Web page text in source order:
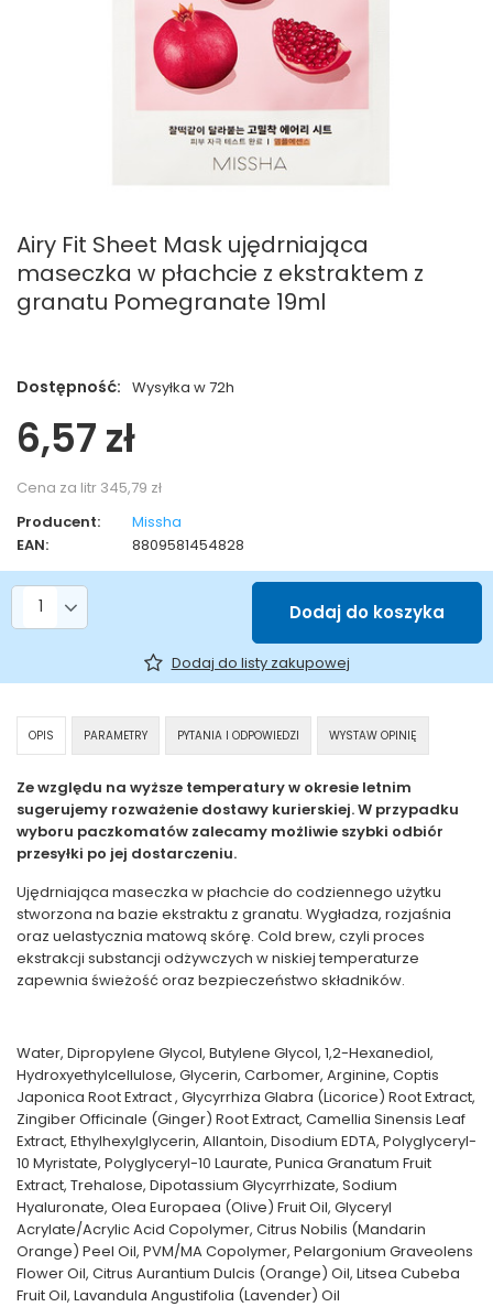
Airy Fit Sheet Mask ujędrniająca
maseczka w płachcie z ekstraktem z
granatu Pomegranate 19ml
Dostępność: Wysyłka w 72h
6,57 zł
Cena za litr 345,79 zł
Producent:
Missha
EAN:
8809581454828
Liczba produktów
Dodaj do koszyka
Dodaj do listy zakupowej
OPIS PARAMETRY PYTANIA I ODPOWIEDZI WYSTAW OPINIĘ
Ze względu na wyższe temperatury w okresie letnim
sugerujemy rozważenie dostawy kurierskiej. W przypadku
wyboru paczkomatów zalecamy możliwie szybki odbiór
przesyłki po jej dostarczeniu.
Ujędrniająca maseczka w płachcie do codziennego użytku
stworzona na bazie ekstraktu z granatu. Wygładza, rozjaśnia
oraz uelastycznia matową skórę. Cold brew, czyli proces
ekstrakcji substancji odżywczych w niskiej temperaturze
zapewnia świeżość oraz bezpieczeństwo składników.
Water, Dipropylene Glycol, Butylene Glycol, 1,2-Hexanediol,
Hydroxyethylcellulose, Glycerin, Carbomer, Arginine, Coptis
Japonica Root Extract , Glycyrrhiza Glabra (Licorice) Root Extract,
Zingiber Officinale (Ginger) Root Extract, Camellia Sinensis Leaf
Extract, Ethylhexylglycerin, Allantoin, Disodium EDTA, Polyglyceryl-
10 Myristate, Polyglyceryl-10 Laurate, Punica Granatum Fruit
Extract, Trehalose, Dipotassium Glycyrrhizate, Sodium
Hyaluronate, Olea Europaea (Olive) Fruit Oil, Glyceryl
Acrylate/Acrylic Acid Copolymer, Citrus Nobilis (Mandarin
Orange) Peel Oil, PVM/MA Copolymer, Pelargonium Graveolens
Flower Oil, Citrus Aurantium Dulcis (Orange) Oil, Litsea Cubeba
Fruit Oil, Lavandula Angustifolia (Lavender) Oil